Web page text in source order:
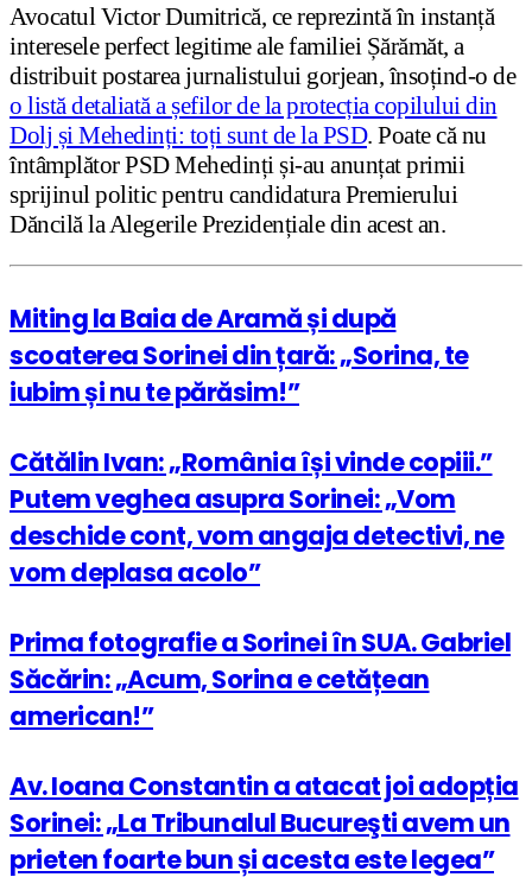
Avocatul Victor Dumitrică, ce reprezintă în instanță
interesele perfect legitime ale familiei Șărămăt, a
distribuit postarea jurnalistului gorjean, însoțind-o de
o listă detaliată a șefilor de la protecția copilului din
Dolj și Mehedinți: toți sunt de la PSD. Poate că nu
întâmplător PSD Mehedinți și-au anunțat primii
sprijinul politic pentru candidatura Premierului
Dăncilă la Alegerile Prezidențiale din acest an.
Miting la Baia de Aramă și după
scoaterea Sorinei din țară: „Sorina, te
iubim și nu te părăsim!”
Cătălin Ivan: „România își vinde copiii.”
Putem veghea asupra Sorinei: „Vom
deschide cont, vom angaja detectivi, ne
vom deplasa acolo”
Prima fotografie a Sorinei în SUA. Gabriel
Săcărin: „Acum, Sorina e cetățean
american!”
Av. Ioana Constantin a atacat joi adopția
Sorinei: „La Tribunalul Bucureşti avem un
prieten foarte bun și acesta este legea”